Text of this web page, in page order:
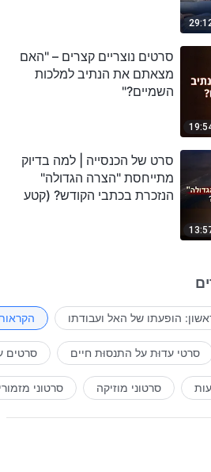
סרטים נוצריים קצרים – "האם
מצאתם את הנתיב למלכות
השמיים?"
סרט של הכנסייה | למה בדיוק
מתייחסת "הצרה הגדולה"
הנזכרת בכתבי הקודש? (קטע
הופעתו של האל ועבודתו
סרטי עדוּת על התנסוּת חיים סרטים
סרטוני מוזיקה סרטוני